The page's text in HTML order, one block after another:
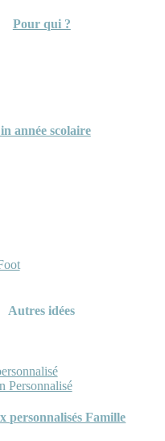
Pour qui ?
année scolaire
Autres idées
Personnalisé
personnalisés Famille